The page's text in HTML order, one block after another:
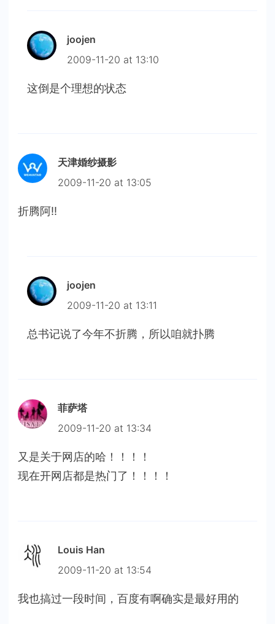
joojen
2009-11-20 at 13:10
这倒是个理想的状态
天津婚纱摄影
2009-11-20 at 13:05
折腾阿!!
joojen
2009-11-20 at 13:11
总书记说了今年不折腾，所以咱就扑腾
菲萨塔
2009-11-20 at 13:34
又是关于网店的哈！！！！
现在开网店都是热门了！！！！
Louis Han
2009-11-20 at 13:54
我也搞过一段时间，百度有啊确实是最好用的